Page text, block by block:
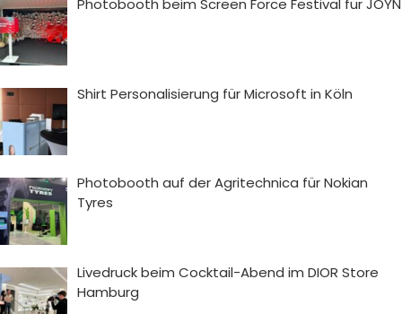
Photobooth beim Screen Force Festival für JOYN
Shirt Personalisierung für Microsoft in Köln
Photobooth auf der Agritechnica für Nokian
Tyres
Livedruck beim Cocktail-Abend im DIOR Store
Hamburg